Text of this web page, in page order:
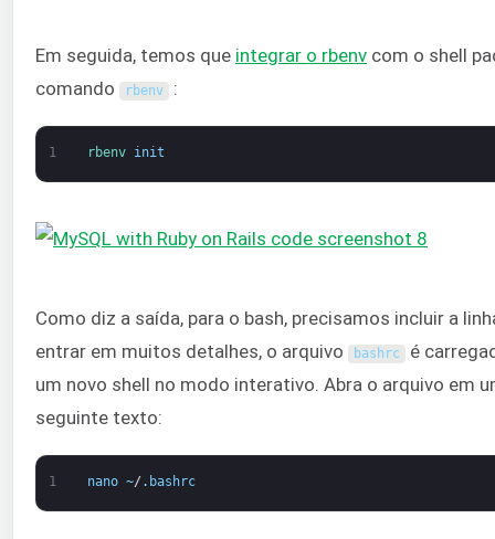
Em seguida, temos que integrar o rbenv com o shell
comando
rbenv :
1 rbenv init
Como diz a saída, para o bash, precisamos incluir a
entrar em muitos detalhes, o arquivo
bashrc é
um novo shell no modo interativo. Abra o arquivo em
seguinte texto:
1 nano ~/ . bashrc